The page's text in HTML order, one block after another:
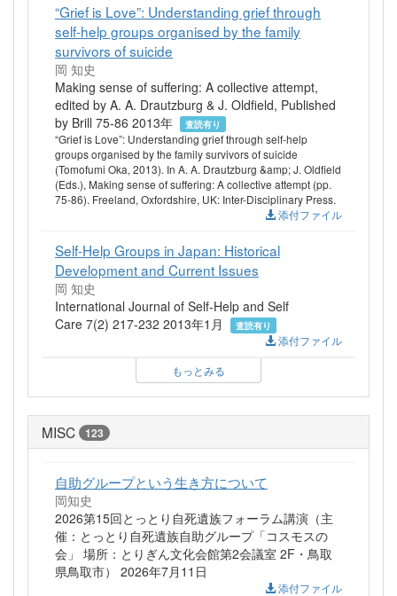
“Grief is Love”: Understanding grief through
self-help groups organised by the family
survivors of suicide
岡 知史
Making sense of suffering: A collective attempt,
edited by A. A. Drautzburg & J. Oldfield, Published
by Brill 75-86 2013年
査読有り
“Grief is Love”: Understanding grief through self-help
groups organised by the family survivors of suicide
(Tomofumi Oka, 2013). In A. A. Drautzburg &amp; J. Oldfield
(Eds.), Making sense of suffering: A collective attempt (pp.
75-86). Freeland, Oxfordshire, UK: Inter-Disciplinary Press.
添付ファイル
Self-Help Groups in Japan: Historical
Development and Current Issues
岡 知史
International Journal of Self-Help and Self
Care 7(2) 217-232 2013年1月
査読有り
添付ファイル
もっとみる
MISC 123
自助グループという生き方について
岡知史
2026第15回とっとり自死遺族フォーラム講演（主
催：とっとり自死遺族自助グループ「コスモスの
会」 場所：とりぎん文化会館第2会議室 2F・鳥取
県鳥取市） 2026年7月11日
添付ファイル